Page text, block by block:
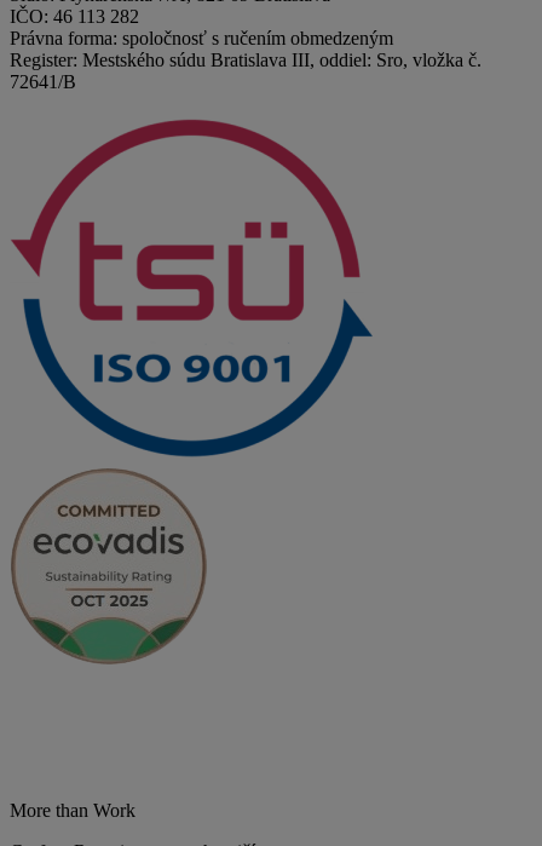
IČO: 46 113 282
Právna forma: spoločnosť s ručením obmedzeným
Register: Mestského súdu Bratislava III, oddiel: Sro, vložka č.
72641/B
More than Work